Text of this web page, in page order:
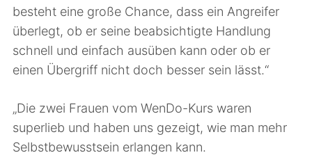
besteht eine große Chance, dass ein Angreifer
überlegt, ob er seine beabsichtigte Handlung
schnell und einfach ausüben kann oder ob er
einen Übergriff nicht doch besser sein lässt.“
„Die zwei Frauen vom WenDo-Kurs waren
superlieb und haben uns gezeigt, wie man mehr
Selbstbewusstsein erlangen kann.